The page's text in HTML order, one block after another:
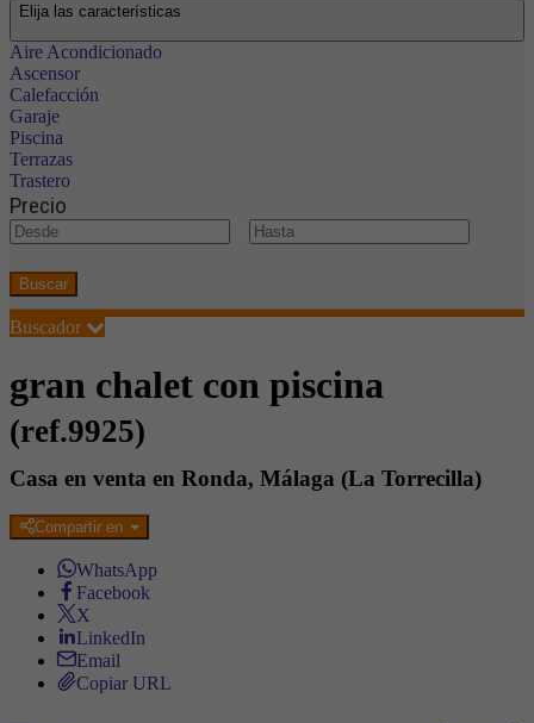
Elija las características
Aire Acondicionado
Ascensor
Calefacción
Garaje
Piscina
Terrazas
Trastero
Precio
Buscar
Buscador
gran chalet con piscina
(ref.9925)
Casa en venta en Ronda, Málaga (La Torrecilla)
Compartir en
WhatsApp
Facebook
X
LinkedIn
Email
Copiar URL